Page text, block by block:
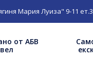
9-11 ет.3;
от АБВ